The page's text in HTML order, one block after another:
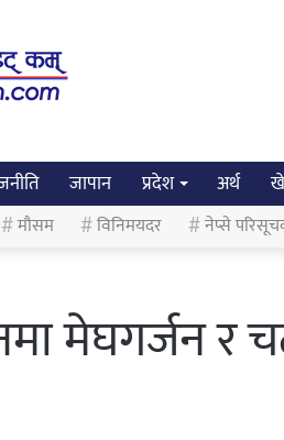
जापान प्रदेश अर्थ
मौसम विनिमयदर नेप्से
मेघगर्जन र